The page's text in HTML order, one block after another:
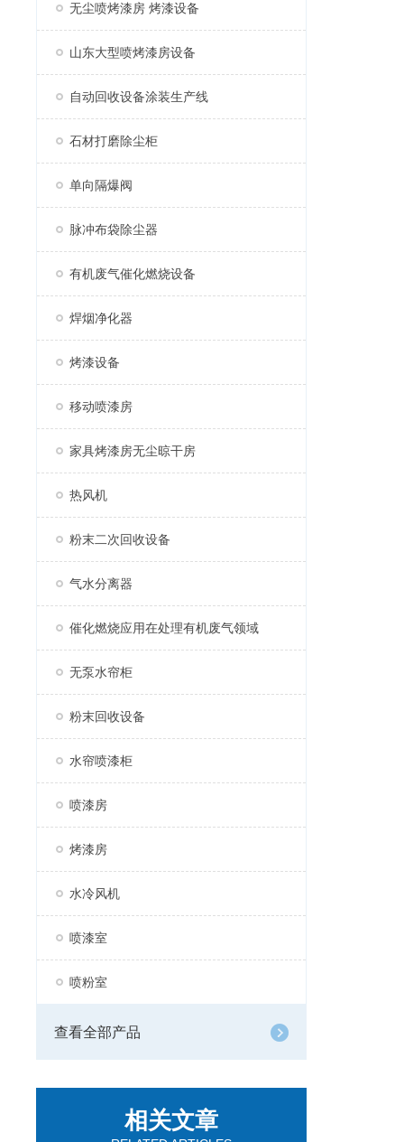
无尘喷烤漆房 烤漆设备
山东大型喷烤漆房设备
自动回收设备涂装生产线
石材打磨除尘柜
单向隔爆阀
脉冲布袋除尘器
有机废气催化燃烧设备
焊烟净化器
烤漆设备
移动喷漆房
家具烤漆房无尘晾干房
热风机
粉末二次回收设备
气水分离器
催化燃烧应用在处理有机废气领域
无泵水帘柜
粉末回收设备
水帘喷漆柜
喷漆房
烤漆房
水冷风机
喷漆室
喷粉室
查看全部产品
相关文章